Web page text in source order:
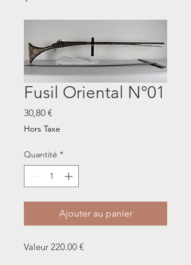
Fusil Oriental N°01
30,80 €
Hors Taxe
Quantité *
Ajouter au panier
Valeur 220.00 €